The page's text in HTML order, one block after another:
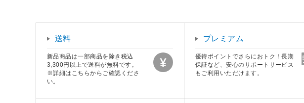
送料
新品商品は一部商品を除き税込
3,300円以上で送料が無料です。
※詳細はこちらからご確認くださ
い。
プレミアム
優待ポイントでさらにおトク！長期
保証など、安心のサポートサービス
もご利用いただけます。